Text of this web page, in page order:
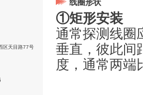
区天目路77号
线圈形状
①矩形安装
通常探测线圈
垂直，彼此间
度，通常两端